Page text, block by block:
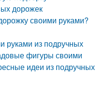
дорожек
своими руками?
руками из подручных
фигуры своими
идеи из подручных